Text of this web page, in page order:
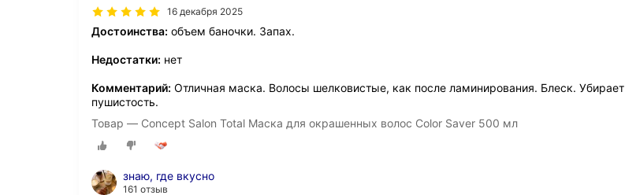
16 декабря 2025
Достоинства: объем баночки. Запах.
Недостатки: нет
Комментарий: Отличная маска. Волосы шелковистые, как после ламинирования. Блеск. Убирает
пушистость.
Товар — Concept Salon Total Маска для окрашенных волос Color Saver 500 мл
знаю, где вкусно
161 отзыв